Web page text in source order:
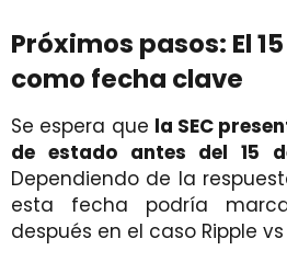
Próximos pasos: El
como fecha clave
Se espera que la SEC
de estado antes del 15
Dependiendo de la
esta fecha podría
después en el caso Ripple vs